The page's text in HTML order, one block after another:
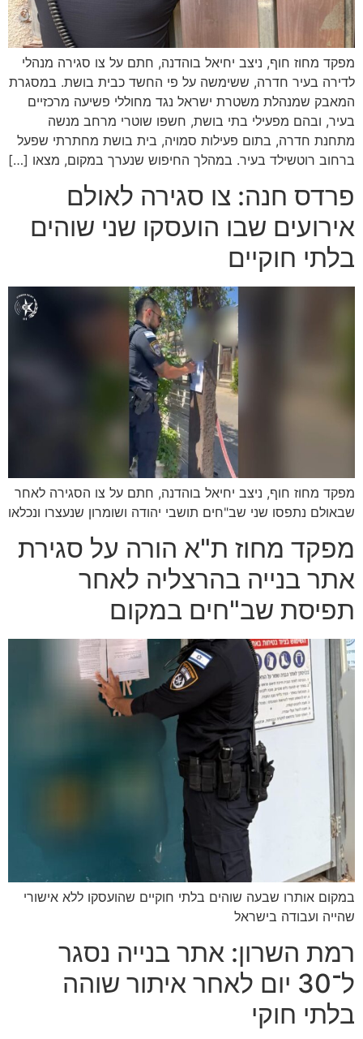
מפקד מחוז חוף, ניצב יחיאל בוהדנה, חתם על צו סגירה מנהלי
לדירה בעיר חדרה, ששימשה על פי החשד כבית בושת. במסגרת
המאבק שמנהלת משטרת ישראל נגד מחוללי פשיעה מרכזיים
בעיר, ובהם מפעילי בתי בושת, חשפו שוטרי מרחב מנשה
מתחנת חדרה, בתום פעילות סמויה, בית בושת מחתרתי שפעל
ברחוב רוטשילד בעיר. במהלך החיפוש שנערך במקום, מצאו […]
פרדס חנה: צו סגירה לאולם
אירועים שבו הועסקו שני שוהים
בלתי חוקיים
מפקד מחוז חוף, ניצב יחיאל בוהדנה, חתם על צו הסגירה לאחר
שבאולם נתפסו שני שב"חים תושבי יהודה ושומרון שנעצרו ונכלאו
מפקד מחוז ת"א הורה על סגירת
אתר בנייה בהרצליה לאחר
תפיסת שב"חים במקום
במקום אותרו שבעה שוהים בלתי חוקיים שהועסקו ללא אישורי
שהייה ועבודה בישראל
רמת השרון: אתר בנייה נסגר
ל־30 יום לאחר איתור שוהה
בלתי חוקי